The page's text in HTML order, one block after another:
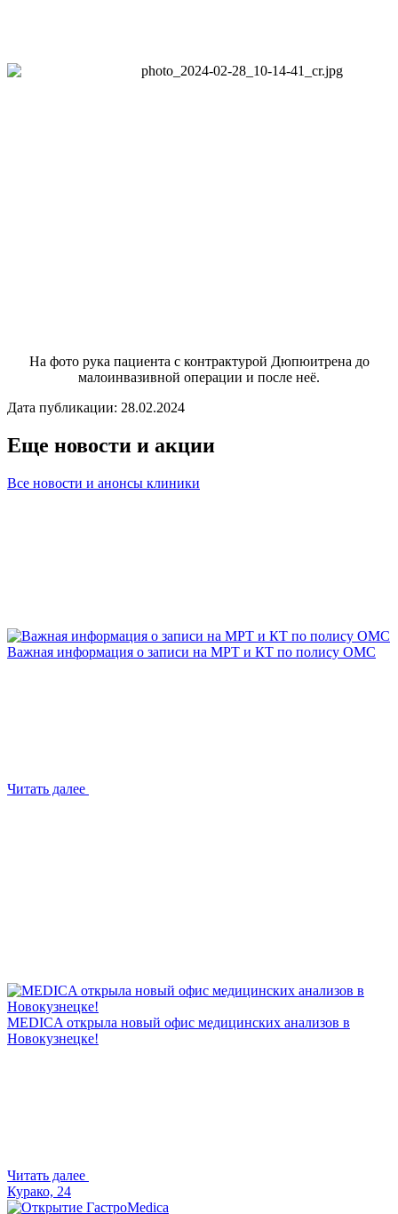
На фото рука пациента с контрактурой Дюпюитрена до
малоинвазивной операции и после неё.
Дата публикации: 28.02.2024
Еще новости и акции
Все новости и анонсы клиники
Важная информация о записи на МРТ и КТ по полису ОМС
Читать далее
MEDICA открыла новый офис медицинских анализов в
Новокузнецке!
Читать далее
Курако, 24